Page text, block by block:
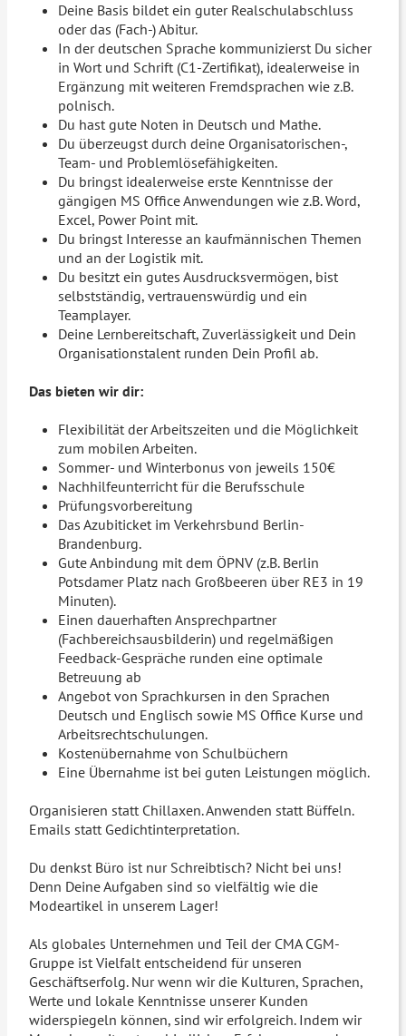
Deine Basis bildet ein guter Realschulabschluss
oder das (Fach-) Abitur.
In der deutschen Sprache kommunizierst Du sicher
in Wort und Schrift (C1-Zertifikat), idealerweise in
Ergänzung mit weiteren Fremdsprachen wie z.B.
polnisch.
Du hast gute Noten in Deutsch und Mathe.
Du überzeugst durch deine Organisatorischen-,
Team- und Problemlösefähigkeiten.
Du bringst idealerweise erste Kenntnisse der
gängigen MS Office Anwendungen wie z.B. Word,
Excel, Power Point mit.
Du bringst Interesse an kaufmännischen Themen
und an der Logistik mit.
Du besitzt ein gutes Ausdrucksvermögen, bist
selbstständig, vertrauenswürdig und ein
Teamplayer.
Deine Lernbereitschaft, Zuverlässigkeit und Dein
Organisationstalent runden Dein Profil ab.
Das bieten wir dir:
Flexibilität der Arbeitszeiten und die Möglichkeit
zum mobilen Arbeiten.
Sommer- und Winterbonus von jeweils 150€
Nachhilfeunterricht für die Berufsschule
Prüfungsvorbereitung
Das Azubiticket im Verkehrsbund Berlin-
Brandenburg.
Gute Anbindung mit dem ÖPNV (z.B. Berlin
Potsdamer Platz nach Großbeeren über RE3 in 19
Minuten).
Einen dauerhaften Ansprechpartner
(Fachbereichsausbilderin) und regelmäßigen
Feedback-Gespräche runden eine optimale
Betreuung ab
Angebot von Sprachkursen in den Sprachen
Deutsch und Englisch sowie MS Office Kurse und
Arbeitsrechtschulungen.
Kostenübernahme von Schulbüchern
Eine Übernahme ist bei guten Leistungen möglich.
Organisieren statt Chillaxen. Anwenden statt Büffeln.
Emails statt Gedichtinterpretation.
Du denkst Büro ist nur Schreibtisch? Nicht bei uns!
Denn Deine Aufgaben sind so vielfältig wie die
Modeartikel in unserem Lager!
Als globales Unternehmen und Teil der CMA CGM-
Gruppe ist Vielfalt entscheidend für unseren
Geschäftserfolg. Nur wenn wir die Kulturen, Sprachen,
Werte und lokale Kenntnisse unserer Kunden
widerspiegeln können, sind wir erfolgreich. Indem wir